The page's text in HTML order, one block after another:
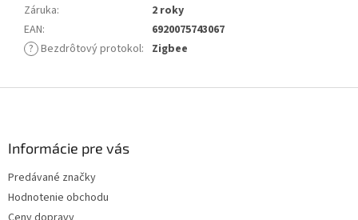
Záruka:
2 roky
EAN:
6920075743067
? Bezdrôtový protokol: Zigbee
Informácie pre vás
Predávané značky
Hodnotenie obchodu